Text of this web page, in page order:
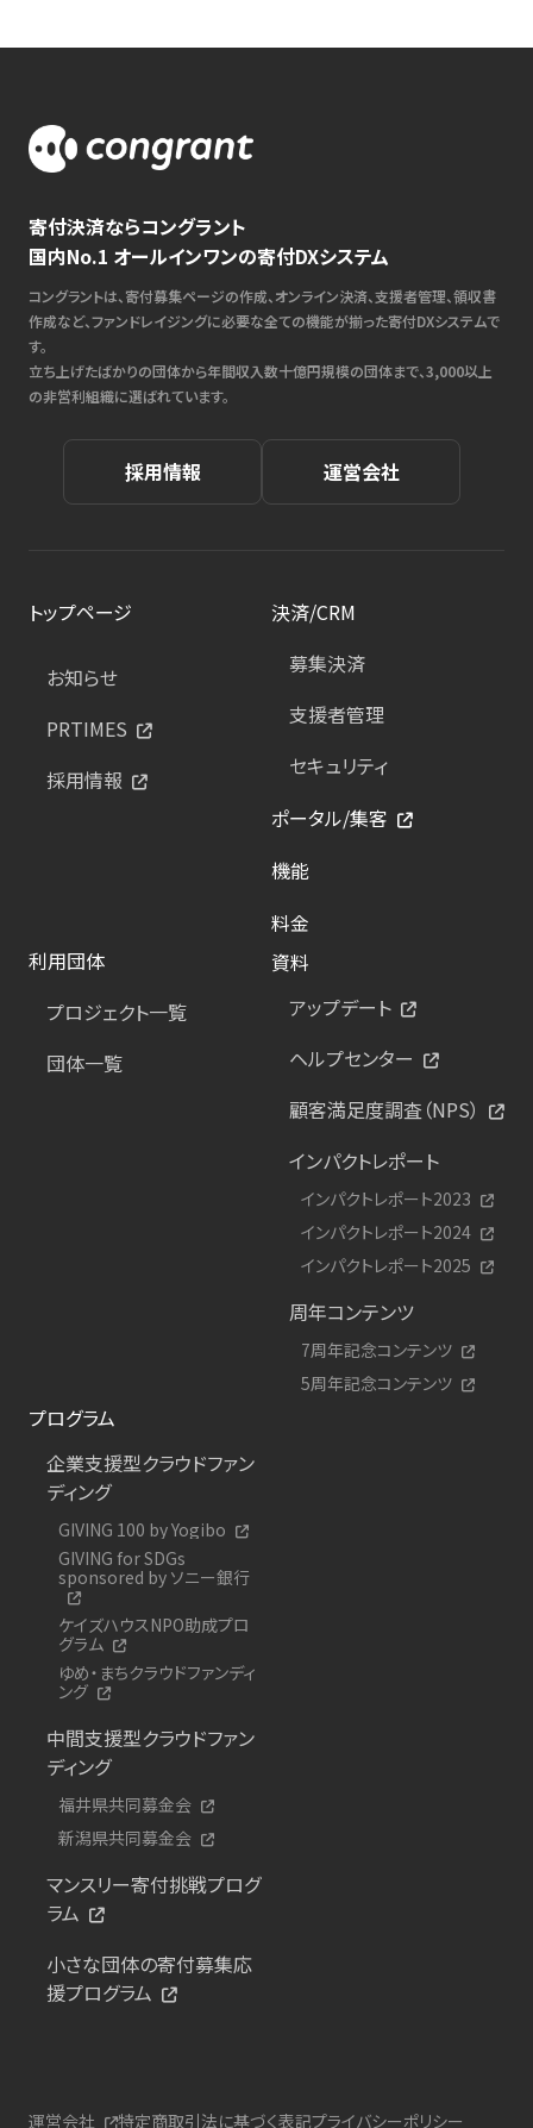
寄付決済ならコングラント
国内No.1 オールインワンの寄付DXシステム
コングラントは、寄付募集ページの作成、オンライン決済、支援者管理、領収書
作成など、ファンドレイジングに必要な全ての機能が揃った寄付DXシステムで
す。
立ち上げたばかりの団体から年間収入数十億円規模の団体まで、3,000以上
の非営利組織に選ばれています。
採用情報 運営会社
トップページ
お知らせ
PRTIMES
採用情報
決済/CRM
募集決済
支援者管理
セキュリティ
ポータル/集客
機能
料金
利用団体
プロジェクト一覧
団体一覧
資料
アップデート
ヘルプセンター
顧客満足度調査（NPS）
インパクトレポート
インパクトレポート2023
インパクトレポート2024
インパクトレポート2025
周年コンテンツ
7周年記念コンテンツ
5周年記念コンテンツ
プログラム
企業支援型クラウドファン
ディング
GIVING 100 by Yogibo
GIVING for SDGs
sponsored by ソニー銀行
ケイズハウスNPO助成プロ
グラム
ゆめ・まちクラウドファンディ
ング
中間支援型クラウドファン
ディング
福井県共同募金会
新潟県共同募金会
マンスリー寄付挑戦プログ
ラム
小さな団体の寄付募集応
援プログラム
運営会社 特定商取引法に基づく表記プライバシーポリシー